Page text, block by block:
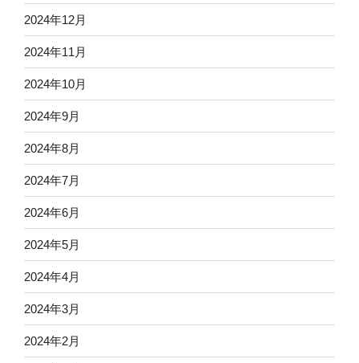
2024年12月
2024年11月
2024年10月
2024年9月
2024年8月
2024年7月
2024年6月
2024年5月
2024年4月
2024年3月
2024年2月